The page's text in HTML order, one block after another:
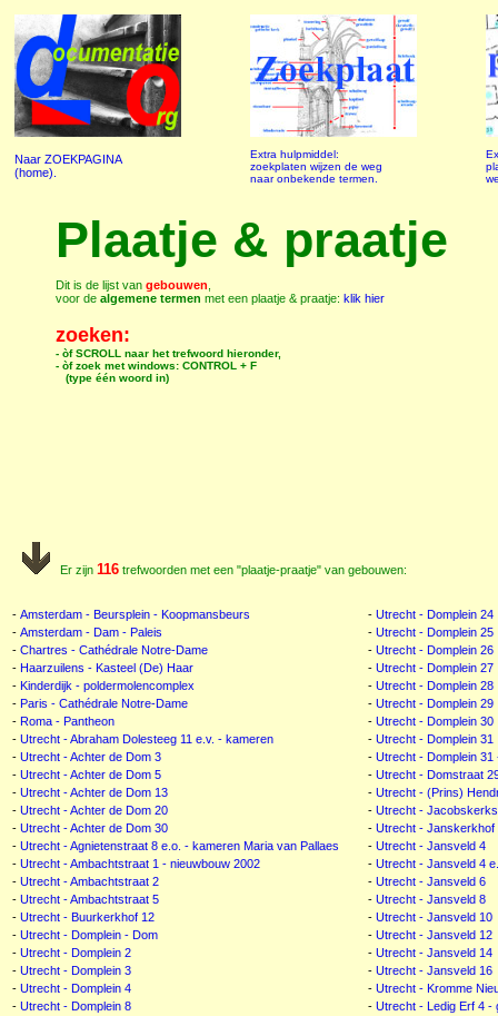
Naar ZOEKPAGINA
(home).
Extra hulpmiddel:
zoekplaten wijzen de weg
naar onbekende termen.
Plaatje & praatje
Dit is de lijst van gebouwen
voor de algemene termen met een plaatje & praatje: klik hier
zoeken:
- òf SCROLL naar het trefwoord hieronder,
- òf zoek met windows: CONTROL + F
(type één woord in)
Er zijn 116 trefwoorden met een "plaatje-praatje" van gebouwen:
- Amsterdam - Beursplein - Koopmansbeurs - Utrecht - Domplein 24
- Amsterdam - Dam - Paleis - Utrecht - Domplein 25
- Chartres - Cathédrale Notre-Dame - Utrecht - Domplein 26
- Haarzuilens - Kasteel (De) Haar - Utrecht - Domplein 27
- Kinderdijk - poldermolencomplex - Utrecht - Domplein 28
- Paris - Cathédrale Notre-Dame - Utrecht - Domplein 29
- Roma - Pantheon - Utrecht - Domplein 30
- Utrecht - Abraham Dolesteeg 11 e.v. - kameren - Utrecht - Domplein 31
- Utrecht - Achter de Dom 3 - Utrecht - Domplein 31
- Utrecht - Achter de Dom 5 - Utrecht - Domstraat
- Utrecht - Achter de Dom 13 - Utrecht - (Prins)
- Utrecht - Achter de Dom 20 - Utrecht -
- Utrecht - Achter de Dom 30 - Utrecht - Janskerkhof
- Utrecht - Agnietenstraat 8 e.o. - kameren Maria van Pallaes - Utrecht - Jansveld 4
- Utrecht - Ambachtstraat 1 - nieuwbouw 2002 - Utrecht - Jansveld 4
- Utrecht - Ambachtstraat 2 - Utrecht - Jansveld 6
- Utrecht - Ambachtstraat 5 - Utrecht - Jansveld 8
- Utrecht - Buurkerkhof 12 - Utrecht - Jansveld 10
- Utrecht - Domplein - Dom - Utrecht - Jansveld 12
- Utrecht - Domplein 2 - Utrecht - Jansveld 14
- Utrecht - Domplein 3 - Utrecht - Jansveld 16
- Utrecht - Domplein 4 - Utrecht - Kromme
- Utrecht - Domplein 8 - Utrecht - Ledig Erf 4 -